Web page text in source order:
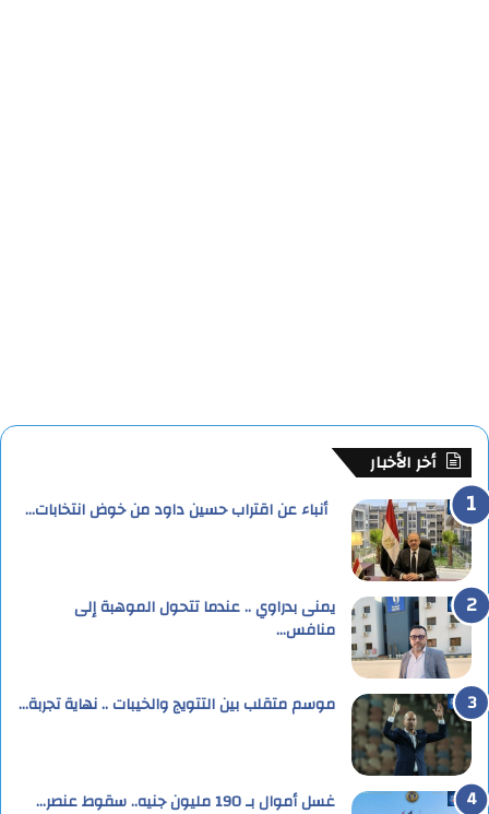
أخر الأخبار
أنباء عن اقتراب حسين داود من خوض انتخابات…
يمنى بدراوي .. عندما تتحول الموهبة إلى
منافس…
موسم متقلب بين التتويج والخيبات .. نهاية تجربة…
غسل أموال بـ 190 مليون جنيه.. سقوط عنصر…